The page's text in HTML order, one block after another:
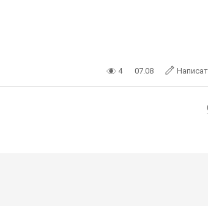
4 07.08